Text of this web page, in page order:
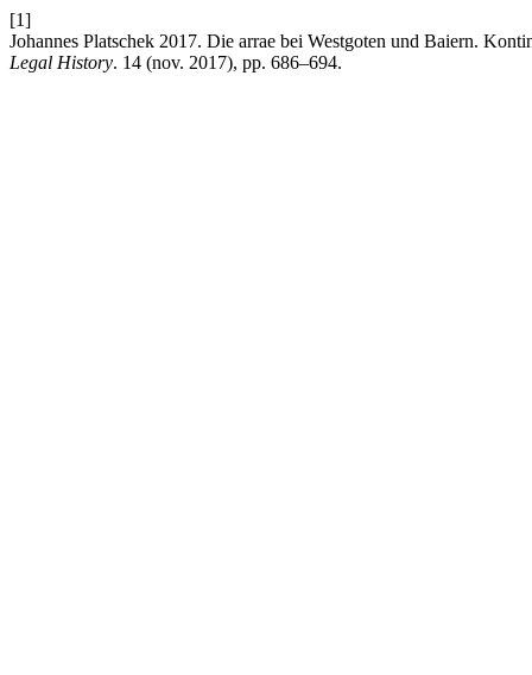
[1]
Johannes Platschek 2017. Die arrae bei Westgoten und Baiern.
Legal History. 14 (nov. 2017), pp. 686–694.